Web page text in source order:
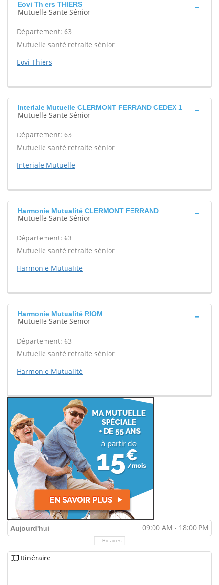
Eovi Thiers THIERS
Mutuelle Santé Sénior
Département: 63
Mutuelle santé retraite sénior
Eovi Thiers
Interiale Mutuelle CLERMONT FERRAND CEDEX 1
Mutuelle Santé Sénior
Département: 63
Mutuelle santé retraite sénior
Interiale Mutuelle
Harmonie Mutualité CLERMONT FERRAND
Mutuelle Santé Sénior
Département: 63
Mutuelle santé retraite sénior
Harmonie Mutualité
Harmonie Mutualité RIOM
Mutuelle Santé Sénior
Département: 63
Mutuelle santé retraite sénior
Harmonie Mutualité
Aujourd'hui 09:00 AM - 18:00 PM
Horaires
Itinéraire